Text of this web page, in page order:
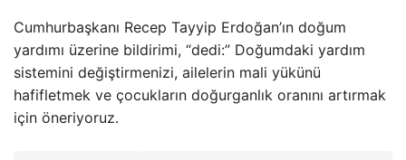
Cumhurbaşkanı Recep Tayyip Erdoğan’ın doğum
yardımı üzerine bildirimi, “dedi:” Doğumdaki yardım
sistemini değiştirmenizi, ailelerin mali yükünü
hafifletmek ve çocukların doğurganlık oranını artırmak
için öneriyoruz.